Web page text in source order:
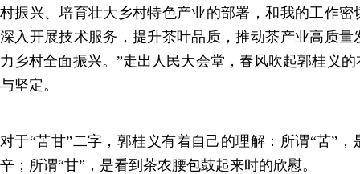
村振兴、培育壮大乡村特色产业的部署，和我的工作
深入开展技术服务，提升茶叶品质，推动茶产业高质
力乡村全面振兴。”走出人民大会堂，春风吹起郭桂义
与坚定。
对于“苦甘”二字，郭桂义有着自己的理解：所谓“苦”
辛；所谓“甘”，是看到茶农腰包鼓起来时的欣慰。